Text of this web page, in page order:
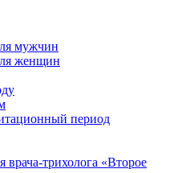
мужчин
женщин
период
врача-трихолога «Второе